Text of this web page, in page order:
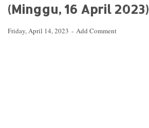
(Minggu, 16 April 2023)
Friday, April 14, 2023 Add Comment